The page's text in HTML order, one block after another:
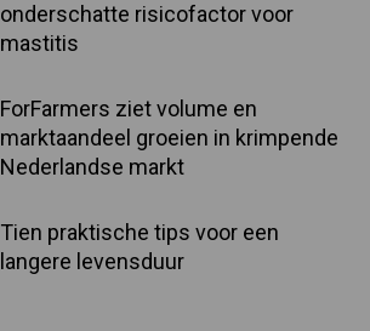
onderschatte risicofactor voor
mastitis
ForFarmers ziet volume en
marktaandeel groeien in krimpende
Nederlandse markt
Tien praktische tips voor een
langere levensduur